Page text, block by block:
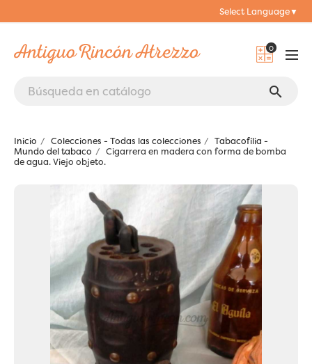
Select Language▼
0
search
Inicio Colecciones - Todas las colecciones
Tabacofília -
Mundo del tabaco
Cigarrera en madera con forma de bomba
de agua. Viejo objeto.